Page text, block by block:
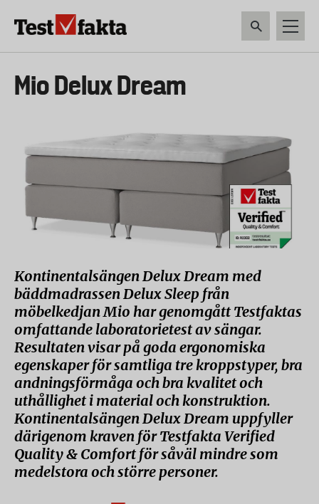
Huvudmeny
ny
Mio Delux Dream
Kontinentalsängen Delux Dream med
bäddmadrassen Delux Sleep från
möbelkedjan Mio har genomgått Testfaktas
omfattande laboratorietest av sängar.
Resultaten visar på goda ergonomiska
egenskaper för samtliga tre kroppstyper, bra
andningsförmåga och bra kvalitet och
uthållighet i material och konstruktion.
Kontinentalsängen Delux Dream uppfyller
därigenom kraven för Testfakta Verified
Quality & Comfort för såväl mindre som
medelstora och större personer.